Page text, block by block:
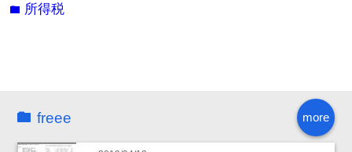
folder 所得税
more
freee